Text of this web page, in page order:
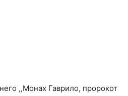
,,Монах Гаврило, пророкот